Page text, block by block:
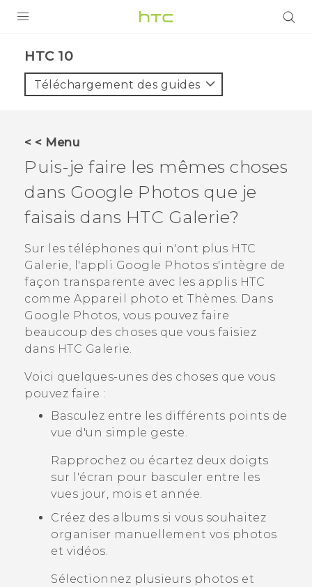
VIVE
VIVERSE
SUPPORT
Appareils HTC & Accessoires
Achat & Règlement Questions
HTC 10‎
Téléchargement des guides
< < Menu
Puis-je faire les mêmes choses
dans Google Photos que je
faisais dans HTC Galerie?
Sur les téléphones qui n'ont plus HTC
Galerie, l'appli Google Photos s'intègre de
façon transparente avec les applis HTC
comme Appareil photo et Thèmes. Dans
Google Photos, vous pouvez faire
beaucoup des choses que vous faisiez
dans HTC Galerie.
Voici quelques-unes des choses que vous
pouvez faire :
Basculez entre les différents points de
vue d'un simple geste.
Rapprochez ou écartez deux doigts
sur l'écran pour basculer entre les
vues jour, mois et année.
Créez des albums si vous souhaitez
organiser manuellement vos photos
et vidéos.
Sélectionnez plusieurs photos et